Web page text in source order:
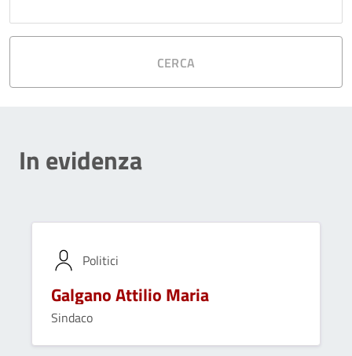
CERCA
In evidenza
Politici
Galgano Attilio Maria
Sindaco